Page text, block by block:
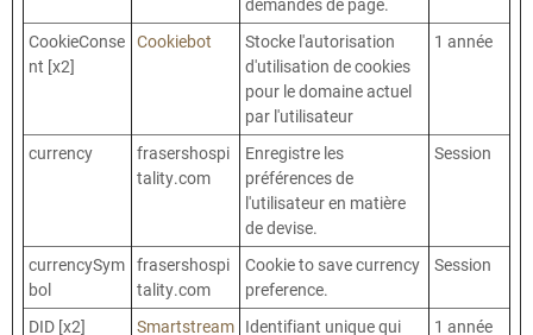
CookieConse
nt [x2]
Cookiebot
Stocke l'autorisation
d'utilisation de cookies
pour le domaine actuel
par l'utilisateur
1 année
currency
frasershospi
tality.com
Enregistre les
préférences de
l'utilisateur en matière
de devise.
Session
currencySym
bol
frasershospi
tality.com
Cookie to save currency
preference.
Session
DID [x2]
Smartstream Identifiant unique qui
1 année